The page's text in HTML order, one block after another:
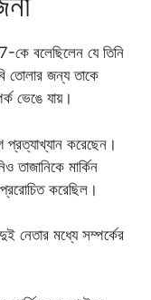
কে বলেছিলেন যে তিনি
তোলার জন্য তাকে
ভেঙে যায়।
করেছেন।
তাজানিকে মার্কিন
করেছিল।
নেতার মধ্যে সম্পর্কের